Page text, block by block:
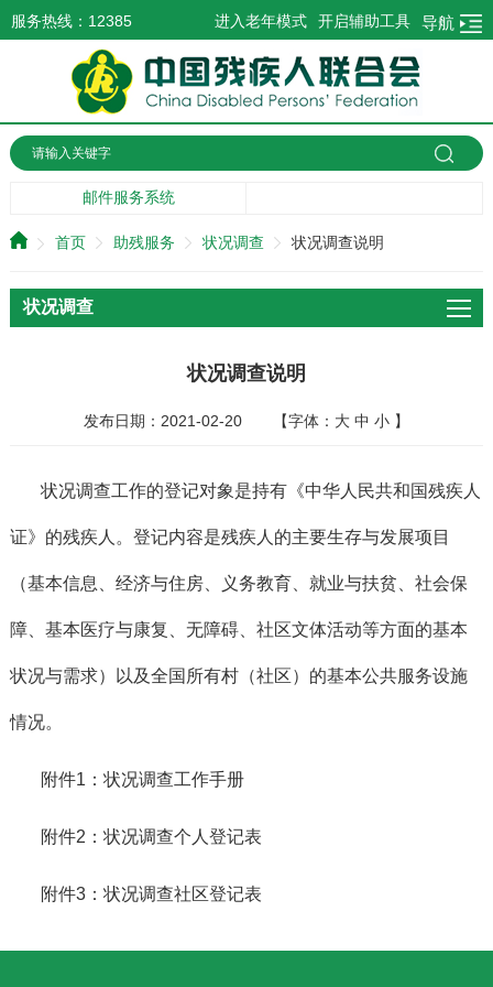
服务热线：12385 导航
开启辅助工具
进入老年模式
邮件服务系统
首页 助残服务 状况调查 状况调查说明
状况调查
状况调查说明
发布日期：2021-02-20 【字体： 大 中 小 】
状况调查工作的登记对象是持有《中华人民共和国残疾人
证》的残疾人。登记内容是残疾人的主要生存与发展项目
（基本信息、经济与住房、义务教育、就业与扶贫、社会保
障、基本医疗与康复、无障碍、社区文体活动等方面的基本
状况与需求）以及全国所有村（社区）的基本公共服务设施
情况。
附件1： 状况调查工作手册
附件2： 状况调查个人登记表
附件3： 状况调查社区登记表